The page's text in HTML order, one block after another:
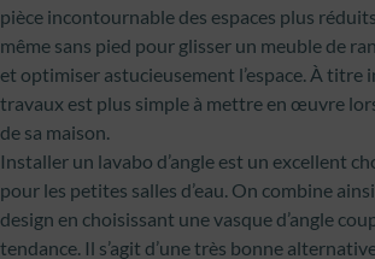
pièce incontournable des espaces plus
même sans pied pour glisser un meuble de
et optimiser astucieusement l’espace. À titre
travaux est plus simple à mettre en œuvre
de sa maison.
Installer un lavabo d’angle est un excellent
pour les petites salles d’eau. On combine
design en choisissant une vasque d’angle
tendance. Il s’agit d’une très bonne